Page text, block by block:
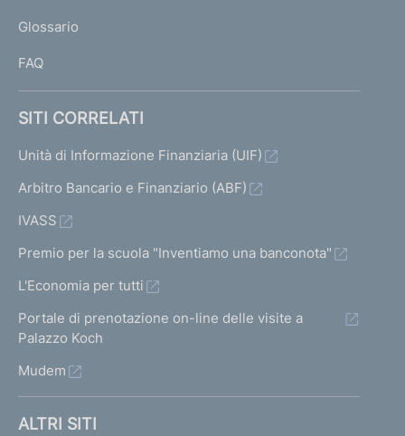
IGlossario
FAQ
SITI CORRELATI
Unità di Informazione Finanziaria (UIF)
Arbitro Bancario e Finanziario (ABF)
IVASS
Premio per la scuola "Inventiamo una banconota"
L'Economia per tutti
Portale di prenotazione on-line delle visite a
Palazzo Koch
Mudem
ALTRI SITI